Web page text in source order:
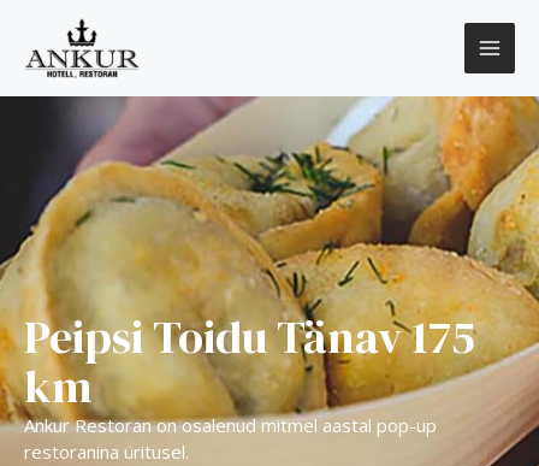
Peipsi Toidu Tänav 175
km
Ankur Restoran on osalenud mitmel aastal pop-up
restoranina üritusel.